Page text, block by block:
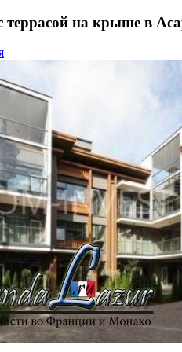
террасой на крыше в